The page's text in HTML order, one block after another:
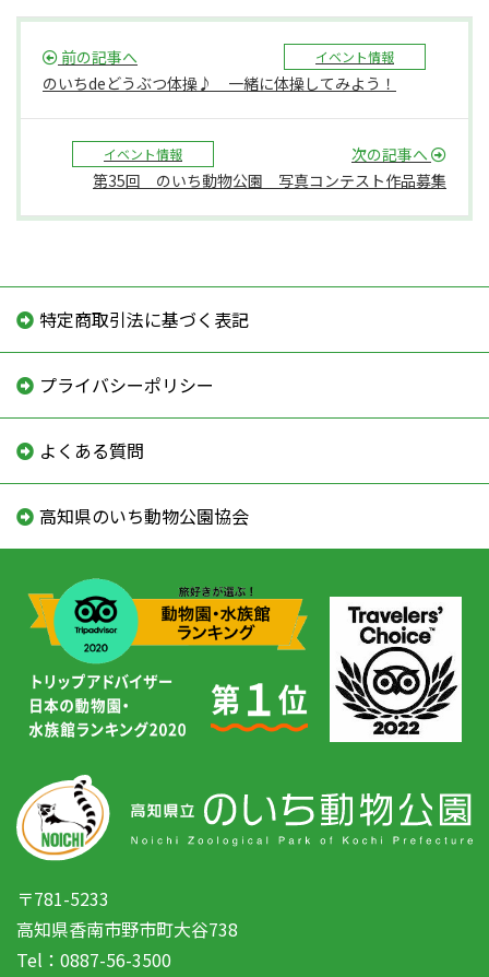
前の記事へ イベント情報
のいちdeどうぶつ体操♪ 一緒に体操してみよう！
イベント情報
次の記事へ
第35回 のいち動物公園 写真コンテスト作品募集
特定商取引法に基づく表記
プライバシーポリシー
よくある質問
高知県のいち動物公園協会
〒781-5233
高知県香南市野市町大谷738
Tel：0887-56-3500